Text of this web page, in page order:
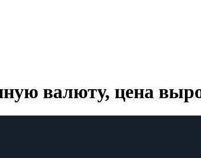
валюту, цена